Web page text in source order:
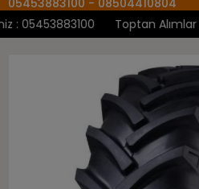
05453883100
Toptan Alımlar